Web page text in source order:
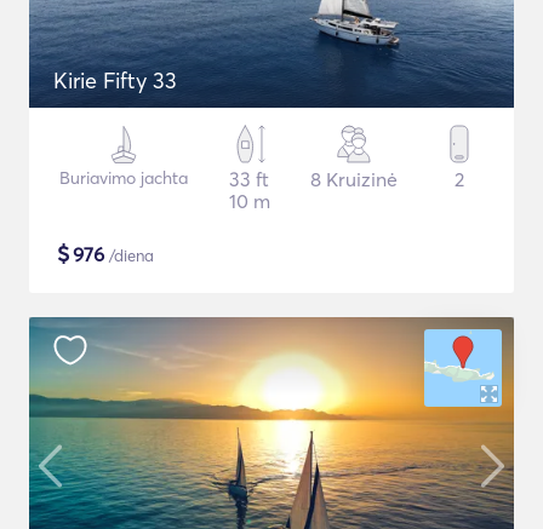
Kirie Fifty 33
Buriavimo jachta
33 ft
10 m
8 Kruizinė 2
$976 /diena